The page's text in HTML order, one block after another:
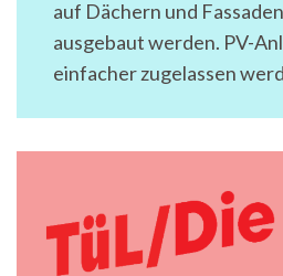
auf Dächern und
ausgebaut werden. PV-
einfacher zugelassen